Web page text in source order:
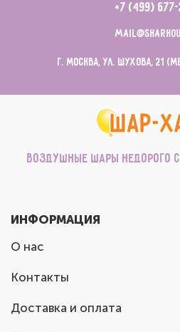
+7 (499)
г. Москва, ул. Шухова, 21
Воздушные шары недорого
ИНФОРМАЦИЯ
О нас
Контакты
Доставка и оплата